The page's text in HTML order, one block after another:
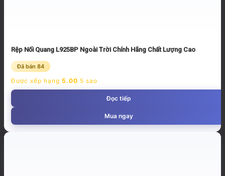
Rệp Nối Quang L925BP Ngoài Trời Chính Hãng Chất Lượng Cao
Đã bán 84
Được xếp hạng 5.00 5 sao
Đọc tiếp
Mua ngay